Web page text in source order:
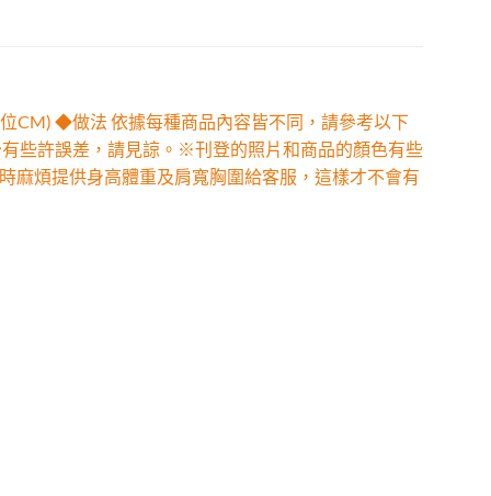
CM) ◆做法 依據每種商品內容皆不同，請參考以下
些許誤差，請見諒。※刊登的照片和商品的顏色有些
煩提供身高體重及肩寬胸圍給客服，這樣才不會有